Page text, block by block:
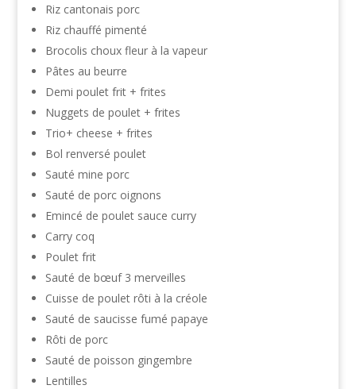
Riz cantonais porc
Riz chauffé pimenté
Brocolis choux fleur à la vapeur
Pâtes au beurre
Demi poulet frit + frites
Nuggets de poulet + frites
Trio+ cheese + frites
Bol renversé poulet
Sauté mine porc
Sauté de porc oignons
Emincé de poulet sauce curry
Carry coq
Poulet frit
Sauté de bœuf 3 merveilles
Cuisse de poulet rôti à la créole
Sauté de saucisse fumé papaye
Rôti de porc
Sauté de poisson gingembre
Lentilles